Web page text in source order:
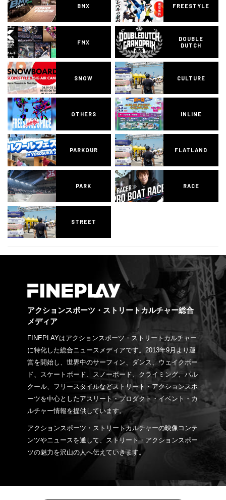
BMX FREESTYLE
FMX
DOUBLE
DUTCH
SNOW CULTURE
OTHERS INLINE
PARKOUR FLATLAND
PARK RACE
STREET
アクションスポーツ・ストリートカルチャー総合
メディア
FINEPLAYはアクションスポーツ・ストリートカルチャー
に特化した総合ニュースメディアです。2013年9月より運
営を開始し、世界中のサーフィン、ダンス、ウェイクボー
ド、スケートボード、スノーボード、クライミング、パル
クール、フリースタイルなどストリート・アクションスポ
ーツを中心としたアスリート・プロダクト・イベント・カ
ルチャー情報を提供しています。
アクションスポーツ・ストリートカルチャーの映像コンテ
ンツやニュースを通して、ストリート・アクションスポー
ツの魅力を沢山の人へ伝えていきます。